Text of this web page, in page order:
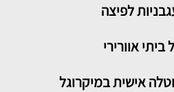
לפיצה
אוורירי
אישית במיקרוגל